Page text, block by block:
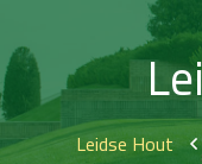
Leidse Hout